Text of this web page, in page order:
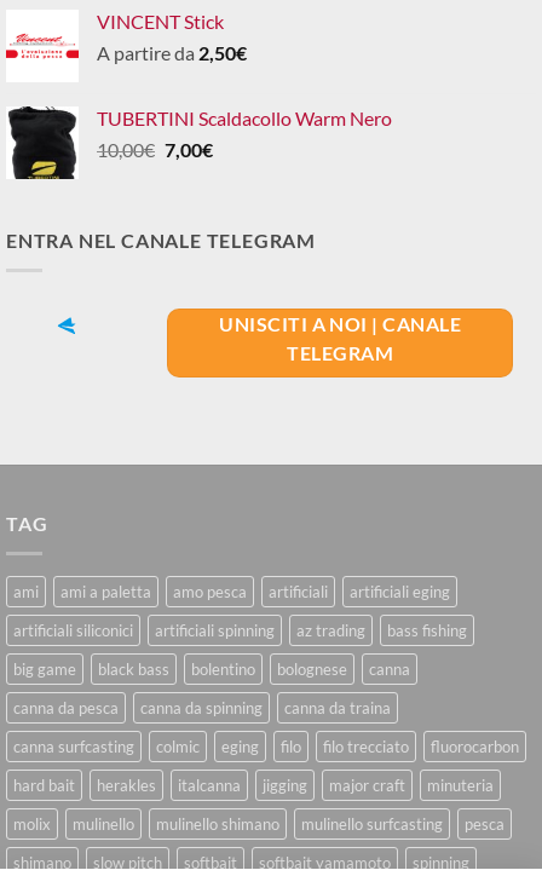
VINCENT Stick
A partire da 2,50€
TUBERTINI Scaldacollo Warm Nero
10,00€ Il
10,00€.
7,00€Il
7,00€.
ENTRA NEL CANALE TELEGRAM
UNISCITI A NOI | CANALE
TELEGRAM
TAG
ami ami a paletta amo pesca artificiali
artificiali eging
artificiali siliconici
artificiali spinning az trading
bass fishing
big game
black bass bolentino bolognese
canna
canna da pesca
canna da spinning
canna da traina
canna surfcasting
colmic eging filo filo trecciato
fluorocarbon
hard bait
herakles italcanna jigging major craft
minuteria
molix
mulinello mulinello shimano mulinello surfcasting
pesca
shimano
slow pitch softbait softbait yamamoto spinning